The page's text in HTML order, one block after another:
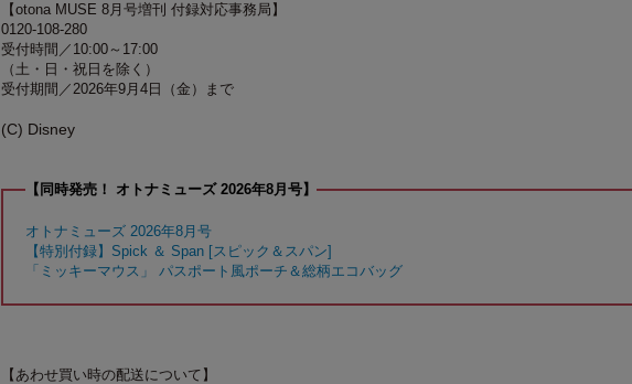
【otona MUSE 8月号増刊 付録対応事務局】
0120-108-280
受付時間／10:00～17:00
（土・日・祝日を除く）
受付期間／2026年9月4日（金）まで
(C) Disney
【同時発売！ オトナミューズ 2026年8月号】
オトナミューズ 2026年8月号
【特別付録】Spick ＆ Span [スピック＆スパン]
「ミッキーマウス」 パスポート風ポーチ＆総柄エコバッグ
【あわせ買い時の配送について】